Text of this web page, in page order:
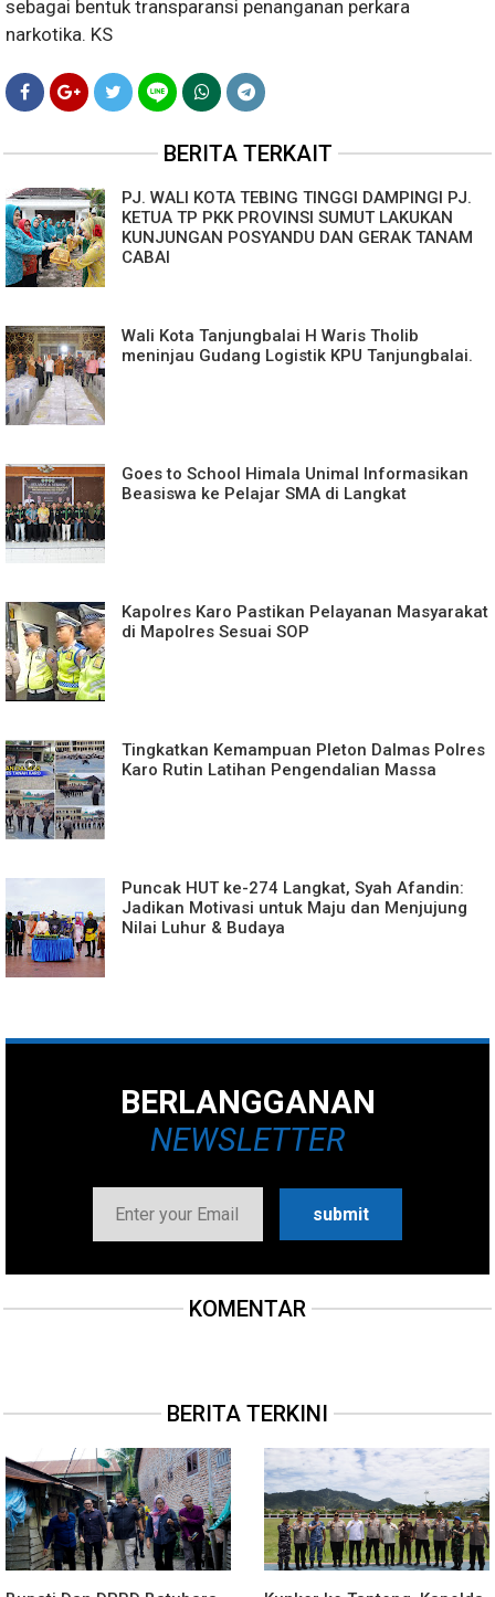
sebagai bentuk transparansi penanganan perkara
narkotika. KS
BERITA TERKAIT
PJ. WALI KOTA TEBING TINGGI DAMPINGI PJ.
KETUA TP PKK PROVINSI SUMUT LAKUKAN
KUNJUNGAN POSYANDU DAN GERAK TANAM
CABAI
Wali Kota Tanjungbalai H Waris Tholib
meninjau Gudang Logistik KPU Tanjungbalai.
Goes to School Himala Unimal Informasikan
Beasiswa ke Pelajar SMA di Langkat
Kapolres Karo Pastikan Pelayanan Masyarakat
di Mapolres Sesuai SOP
Tingkatkan Kemampuan Pleton Dalmas Polres
Karo Rutin Latihan Pengendalian Massa
Puncak HUT ke-274 Langkat, Syah Afandin:
Jadikan Motivasi untuk Maju dan Menjujung
Nilai Luhur & Budaya
BERLANGGANAN
NEWSLETTER
KOMENTAR
BERITA TERKINI